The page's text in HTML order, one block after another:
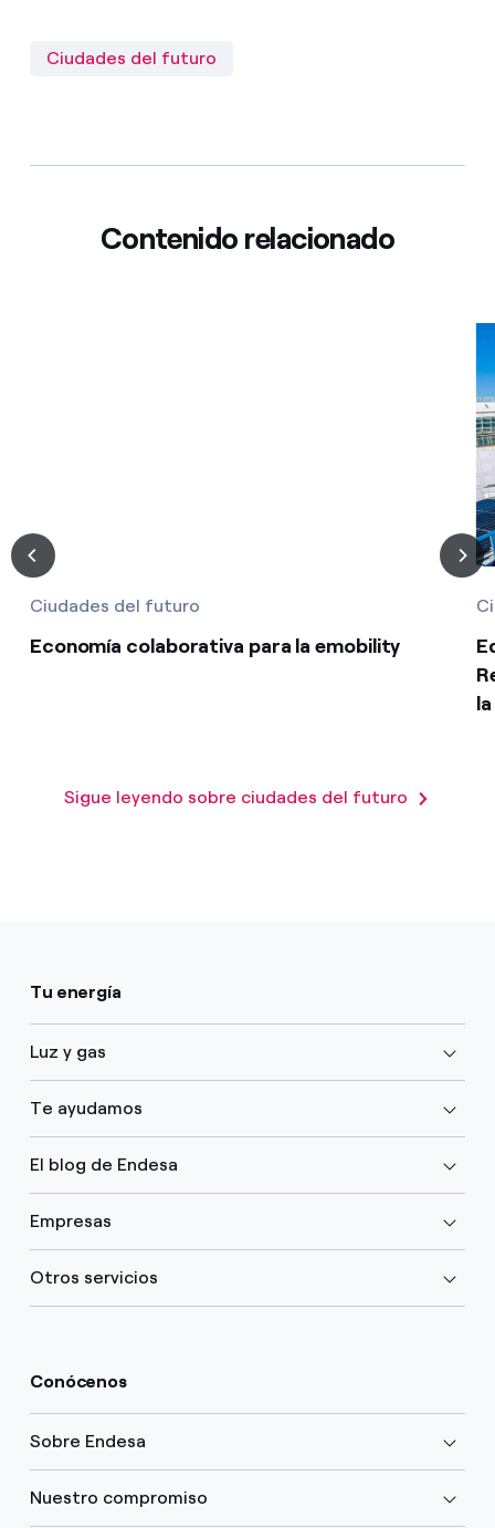
Ciudades del futuro
Contenido relacionado
Ciudades del futuro
Economía colaborativa para la emobility
Sigue leyendo sobre ciudades del futuro
Tu energía
Luz y gas
Te ayudamos
El blog de Endesa
Empresas
Otros servicios
Conócenos
Sobre Endesa
Nuestro compromiso